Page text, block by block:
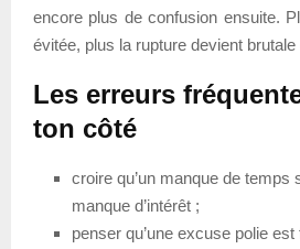
encore plus de confusion ensuite.
évitée, plus la rupture devient brutale
Les erreurs
ton côté
croire qu’un manque de temps
manque d’intérêt ;
penser qu’une excuse polie